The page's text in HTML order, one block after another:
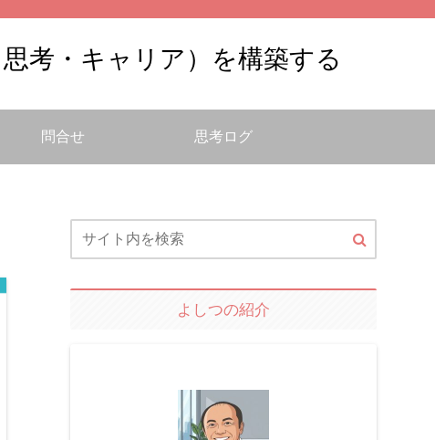
考・キャリア）を構築する
問合せ 思考ログ
よしつの紹介